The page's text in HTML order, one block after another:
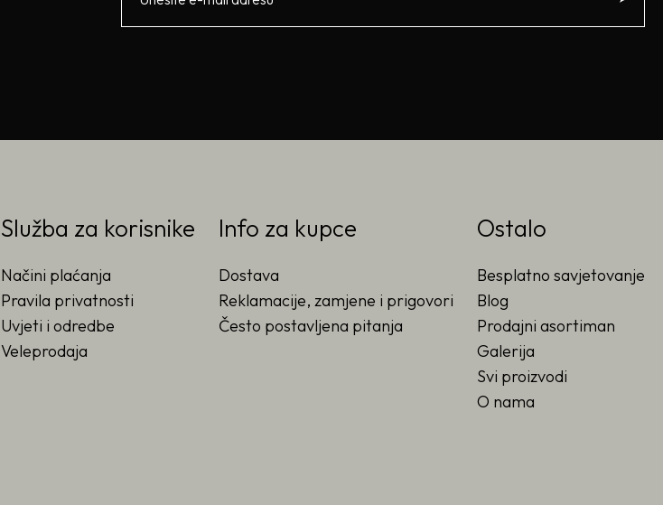
Služba za korisnike
Načini plaćanja
Pravila privatnosti
Uvjeti i odredbe
Veleprodaja
Info za kupce
Dostava
Reklamacije, zamjene i prigovori
Često postavljena pitanja
Ostalo
Besplatno savjetovanje
Blog
Prodajni asortiman
Galerija
Svi proizvodi
O nama